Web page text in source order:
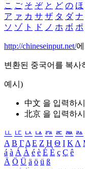
こ ご そ ぞ と ど の ほ
ア ァ カ サ ザ タ ダ ナ
ソ ゾ ト ド ノ ホ ボ ポ
http://chineseinput.net/
변환된 중국어를 복사
예시)
中文 을 입력하
北京 을 입력하
ㅥ ㅦ ㅧ ㅨ ㅩ ㅪ ㅫ ㅬ
Α Β ΓΔ Ε Ζ Η Θ Ι ΚΛ
á à Á À é è É È ç Ç ê
Ä Ö Ü ä ö ü ß